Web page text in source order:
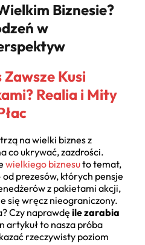
Biznesie?
w
Kusi
Realia i Mity
na wielki biznes z
co ukrywać, zazdrości.
wielkiego biznesuto temat,
prezesów, których pensje
z pakietami akcji,
się wręcz nieograniczony.
Czy naprawdę ile zarabia
artykuł to nasza próba
rzeczywisty poziom